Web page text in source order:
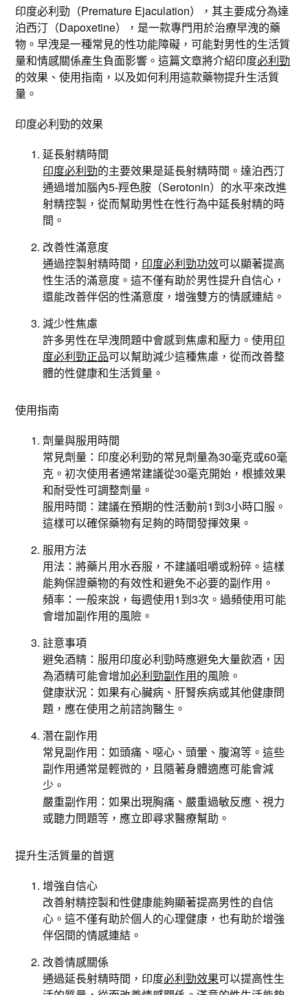
印度必利勁（Premature Ejaculation），其主要成分為達
泊西汀（Dapoxetine），是一款專門用於治療早洩的藥
物。早洩是一種常見的性功能障礙，可能對男性的生活質
量和情感關係產生負面影響。這篇文章將介紹印度必利勁
的效果、使用指南，以及如何利用這款藥物提升生活質
量。
印度必利勁的效果
延長射精時間
印度必利勁的主要效果是延長射精時間。達泊西汀
通過增加腦內5-羥色胺（Serotonin）的水平來改進
射精控製，從而幫助男性在性行為中延長射精的時
間。
改善性滿意度
通過控製射精時間， 印度必利勁功效可以顯著提高
性生活的滿意度。這不僅有助於男性提升自信心，
還能改善伴侶的性滿意度，增強雙方的情感連結。
減少性焦慮
許多男性在早洩問題中會感到焦慮和壓力。使用印
度必利勁正品可以幫助減少這種焦慮，從而改善整
體的性健康和生活質量。
使用指南
劑量與服用時間
常見劑量：印度必利勁的常見劑量為30毫克或60毫
克。初次使用者通常建議從30毫克開始，根據效果
和耐受性可調整劑量。
服用時間：建議在預期的性活動前1到3小時口服。
這樣可以確保藥物有足夠的時間發揮效果。
服用方法
用法：將藥片用水吞服，不建議咀嚼或粉碎。這樣
能夠保證藥物的有效性和避免不必要的副作用。
頻率：一般來說，每週使用1到3次。過頻使用可能
會增加副作用的風險。
註意事項
避免酒精：服用印度必利勁時應避免大量飲酒，因
為酒精可能會增加必利勁副作用的風險。
健康狀況：如果有心臟病、肝腎疾病或其他健康問
題，應在使用之前諮詢醫生。
潛在副作用
常見副作用：如頭痛、噁心、頭暈、腹瀉等。這些
副作用通常是輕微的，且隨著身體適應可能會減
少。
嚴重副作用：如果出現胸痛、嚴重過敏反應、視力
或聽力問題等，應立即尋求醫療幫助。
提升生活質量的首選
增強自信心
改善射精控製和性健康能夠顯著提高男性的自信
心。這不僅有助於個人的心理健康，也有助於增強
伴侶間的情感連結。
改善情感關係
通過延長射精時間，印度必利勁效果可以提高性生